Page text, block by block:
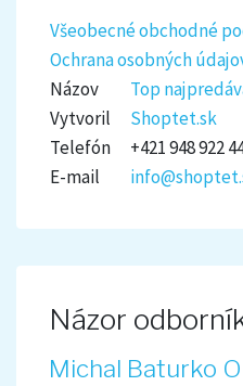
Všeobecné obchodné
Ochrana osobných
Názov
Top
Vytvoril
Shoptet.sk
Telefón
+421 948 922
E-mail
Názor
Michal Baturko